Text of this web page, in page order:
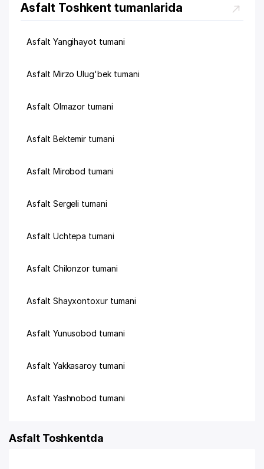
Asfalt Toshkent tumanlarida
Asfalt Yangihayot tumani
Asfalt Mirzo Ulug'bek tumani
Asfalt Olmazor tumani
Asfalt Bektemir tumani
Asfalt Mirobod tumani
Asfalt Sergeli tumani
Asfalt Uchtepa tumani
Asfalt Chilonzor tumani
Asfalt Shayxontoxur tumani
Asfalt Yunusobod tumani
Asfalt Yakkasaroy tumani
Asfalt Yashnobod tumani
Asfalt Toshkentda